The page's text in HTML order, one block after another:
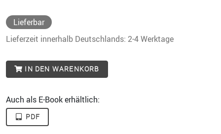
Lieferbar
Lieferzeit innerhalb Deutschlands: 2-4 Werktage
IN DEN WARENKORB
Auch als E-Book erhältlich:
PDF